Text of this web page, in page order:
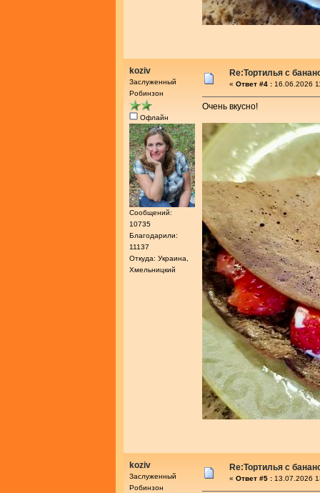
koziv
Заслуженный
Робинзон
Офлайн
Сообщений:
10735
Благодарили:
11137
Откуда: Украина,
Хмельницкий
Re:Тортилья с
« Ответ #4 : 16.06.2026
Очень вкусно!
koziv
Заслуженный
Робинзон
Re:Тортилья с
« Ответ #5 : 13.07.2026